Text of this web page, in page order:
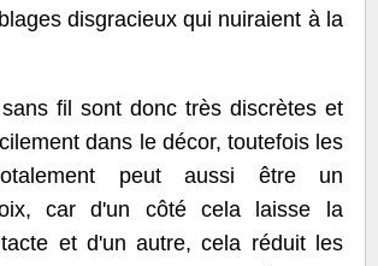
disgracieux qui nuiraient à la
fil sont donc très discrètes et
dans le décor, toutefois les
peut aussi être un
car d'un côté cela laisse la
et d'un autre, cela réduit les